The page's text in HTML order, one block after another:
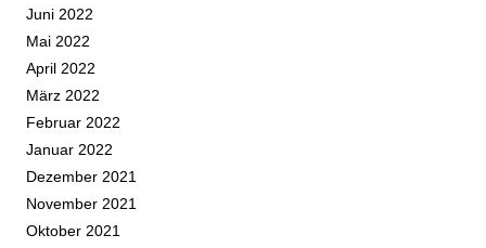
Juni 2022
Mai 2022
April 2022
März 2022
Februar 2022
Januar 2022
Dezember 2021
November 2021
Oktober 2021